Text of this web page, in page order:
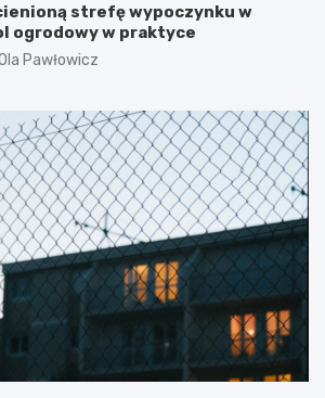
strefę wypoczynku w
ogrodowy w praktyce
Pawłowicz